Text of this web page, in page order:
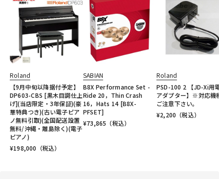
Roland
【9月中旬以降据付予定】
DP603-CBS [黒木目調仕上
げ](当店限定・3年保証)(豪
華特典つき)(古い電子ピア
ノ無料引取)(全国配送設置
無料/沖縄・離島除く)(電子
ピアノ)
¥198,000 （税込）
SABIAN
B8X Performance Set -
Ride 20，Thin Crash
16，Hats 14 [B8X-
PFSET]
¥73,865 （税込）
Roland
PSD-100 2 【JD-Xi用
アダプター】※対応機
ご注意下さい。
¥2,200 （税込）